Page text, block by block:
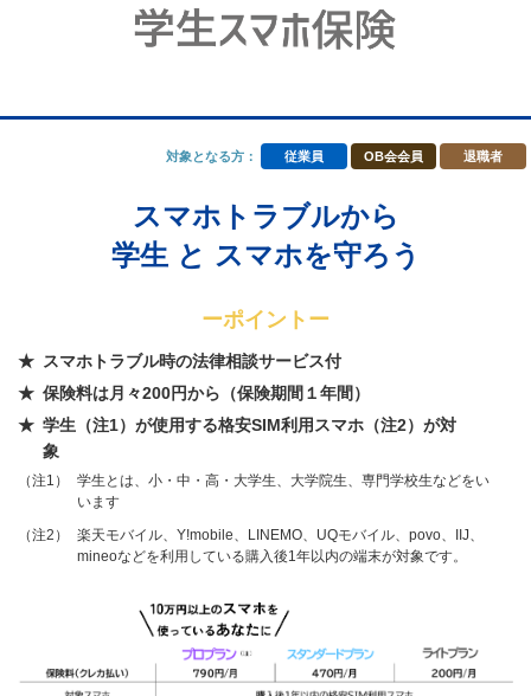
対象となる方： 従業員 OB会会員 退職者
スマホトラブルから
学生 と スマホを守ろう
ーポイントー
スマホトラブル時の法律相談サービス付
保険料は月々200円から（保険期間１年間）
学生（注1）が使用する格安SIM利用スマホ（注2）が対
象
（注1）
学生とは、小・中・高・大学生、大学院生、専門学校生などをい
います
（注2）
楽天モバイル、Y!mobile、LINEMO、UQモバイル、povo、IIJ、
mineoなどを利用している購入後1年以内の端末が対象です。